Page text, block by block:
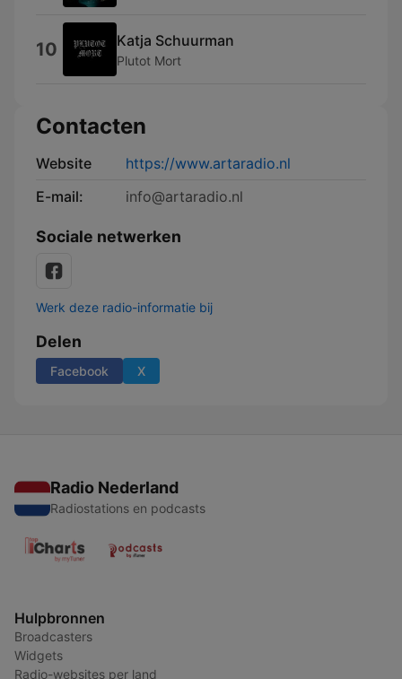
10 Katja Schuurman
Plutot Mort
Contacten
Website
https://www.artaradio.nl
E-mail:
info@artaradio.nl
Sociale netwerken
Werk deze radio-informatie bij
Delen
Facebook X
Radio Nederland
Radiostations en podcasts
Hulpbronnen
Broadcasters
Widgets
Radio-websites per land